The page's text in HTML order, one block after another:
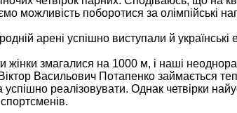
можливість поборотися за олімпійські
арені успішно виступали й українські
жінки змагалися на 1000 м, і наші
Васильович Потапенко займається
успішно реалізовувати. Однак четвірки